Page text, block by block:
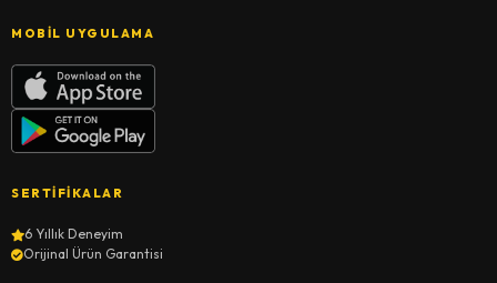
MOBIL UYGULAMA
SERTIFIKALAR
6 Yıllık Deneyim
Orijinal Ürün Garantisi